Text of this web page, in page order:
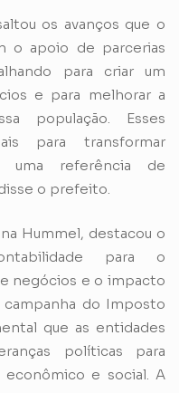
os avanços que o
o apoio de parcerias
para criar um
e para melhorar a
população. Esses
para transformar
uma referência de
o prefeito.
Hummel, destacou o
para o
negócios e o impacto
do Imposto
que as entidades
políticas para
e social. A